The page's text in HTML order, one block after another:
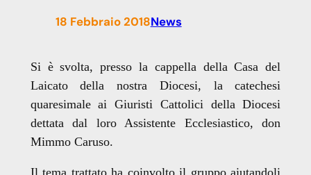
18 Febbraio 2018News
Si è svolta, presso la cappella della Casa del
Laicato della nostra Diocesi, la catechesi
quaresimale ai Giuristi Cattolici della Diocesi
dettata dal loro Assistente Ecclesiastico, don
Mimmo Caruso.